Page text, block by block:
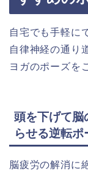
自宅でも手軽に
自律神経の通り
ヨガのポーズを
頭を下げて脳
らせる逆転ポ
脳疲労の解消に